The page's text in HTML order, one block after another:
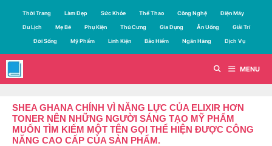
dung
Thời Trang Làm Đẹp Sức Khỏe Thể Thao Công Nghệ Điện Máy
Du Lịch Mẹ Bé Phụ Kiện Thú Cưng Gia Dụng Ăn Uống Giải Trí
Đời Sống Mỹ Phẩm Linh Kiện Bảo Hiểm Ngân Hàng Dịch Vụ
MENU
SHEA GHANA CHÍNH VÌ NĂNG LỰC CỦA ELIXIR HƠN
TONER NÊN NHỮNG NGƯỜI SÁNG TẠO MỸ PHẨM
MUỐN TÌM KIẾM MỘT TÊN GỌI THỂ HIỆN ĐƯỢC CÔNG
NĂNG CAO CẤP CỦA SẢN PHẨM.